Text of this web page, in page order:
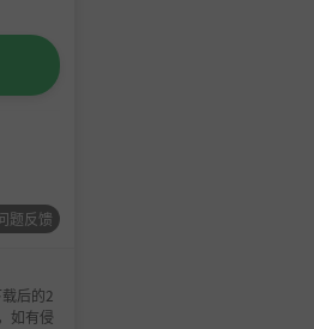
题反馈
后的2
如有侵